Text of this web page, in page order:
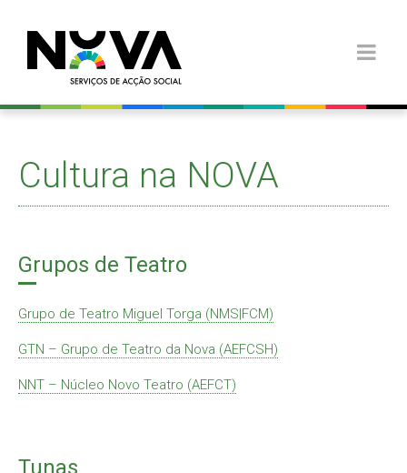
Cultura na NOVA
Grupos de Teatro
Grupo de Teatro Miguel Torga (NMS|FCM)
GTN – Grupo de Teatro da Nova (AEFCSH)
NNT – Núcleo Novo Teatro (AEFCT)
Tunas